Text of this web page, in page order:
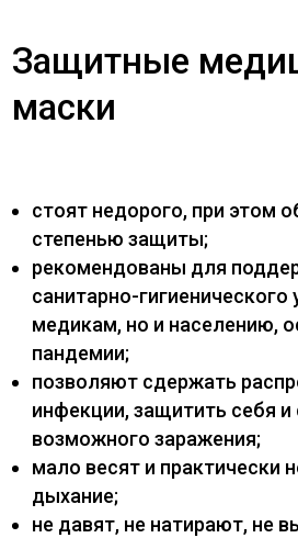
Защитные
маски
стоят недорого, при этом
степенью защиты;
рекомендованы для
санитарно-гигиенического
медикам, но и населению,
пандемии;
позволяют сдержать
инфекции, защитить себя и
возможного заражения;
мало весят и практически
дыхание;
не давят, не натирают, не